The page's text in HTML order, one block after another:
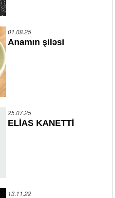
01.08.25
Anamın şiləsi
25.07.25
ELİAS KANETTİ
13.11.22